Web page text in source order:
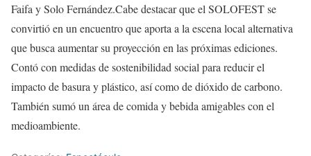
Faifa y Solo Fernández.Cabe destacar que el SOLOFEST se
convirtió en un encuentro que aporta a la escena local alternativa
que busca aumentar su proyección en las próximas ediciones.
Contó con medidas de sostenibilidad social para reducir el
impacto de basura y plástico, así como de dióxido de carbono.
También sumó un área de comida y bebida amigables con el
medioambiente.